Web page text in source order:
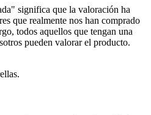
significa que la valoración ha
que realmente nos han comprado
todos aquellos que tengan una
pueden valorar el producto.